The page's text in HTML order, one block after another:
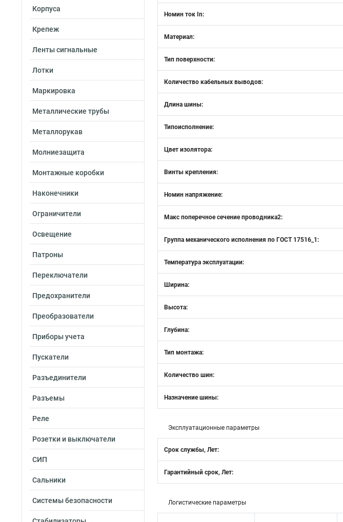
Корпуса
Крепеж
Ленты сигнальные
Лотки
Маркировка
Металлические трубы
Металлорукав
Молниезащита
Монтажные коробки
Наконечники
Ограничители
Освещение
Патроны
Переключатели
Предохранители
Преобразователи
Приборы учета
Пускатели
Разъединители
Разъемы
Реле
Розетки и выключатели
СИП
Сальники
Системы безопасности
Номин ток In:
Материал:
Тип поверхности:
Количество кабельных выводов:
Длина шины:
Типоисполнение:
Цвет изолятора:
Винты крепления:
Номин напряжение:
Макс поперечное сечение проводника2:
Группа механического исполнения по ГОСТ 17516_1:
Температура эксплуатации:
Ширина:
Высота:
Глубина:
Тип монтажа:
Количество шин:
Назначение шины:
Эксплуатационные параметры
Срок службы, Лет:
Гарантийный срок, Лет:
Логистические параметры